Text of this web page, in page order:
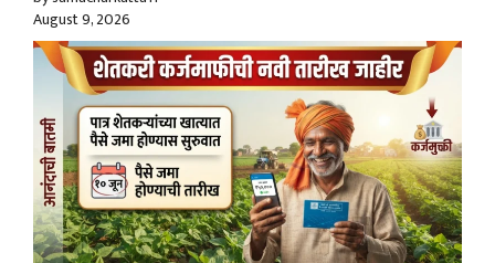
August 9, 2026